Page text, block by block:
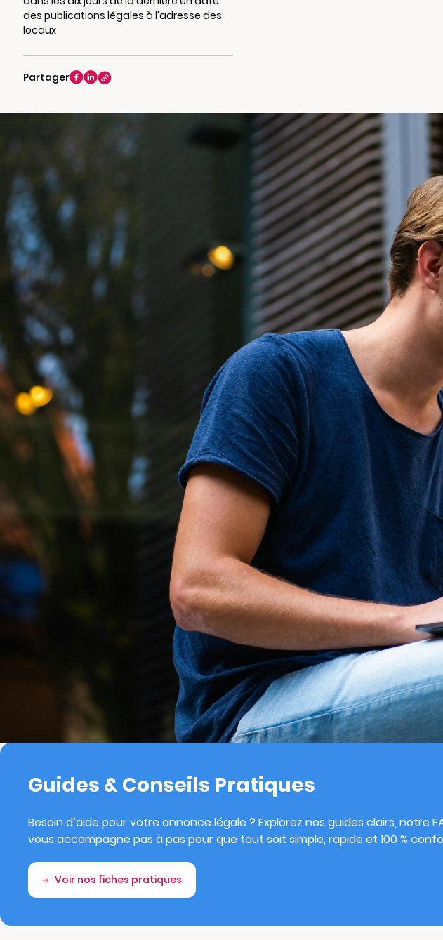
des publications légales à l'adresse des
locaux
Partager
Guides & Conseils Pratiques
Besoin d’aide pour votre annonce légale ? Explorez nos guides clairs,
vous accompagne pas à pas pour que tout soit simple, rapide et 100 %
Voir nos fiches pratiques